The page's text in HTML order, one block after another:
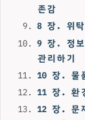
존감
8 장. 위
9 장. 정
관리하기
10 장. 물
11 장. 환
12 장. 문